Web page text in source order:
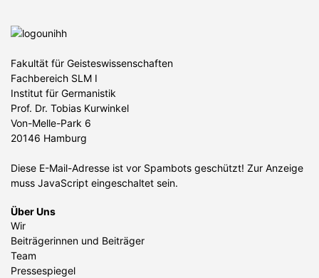
Fakultät für Geisteswissenschaften
Fachbereich SLM I
Institut für Germanistik
Prof. Dr. Tobias Kurwinkel
Von-Melle-Park 6
20146 Hamburg
Diese E-Mail-Adresse ist vor Spambots geschützt! Zur Anzeige
muss JavaScript eingeschaltet sein.
Über Uns
Wir
Beiträgerinnen und Beiträger
Team
Pressespiegel